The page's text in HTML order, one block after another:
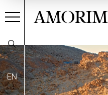
EN
AMORIM